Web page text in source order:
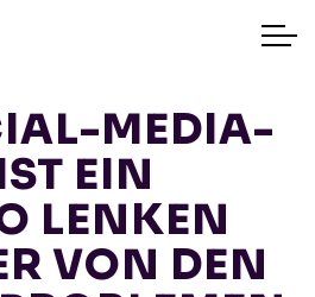
MEDIA-
EIN
LENKEN
VON DEN